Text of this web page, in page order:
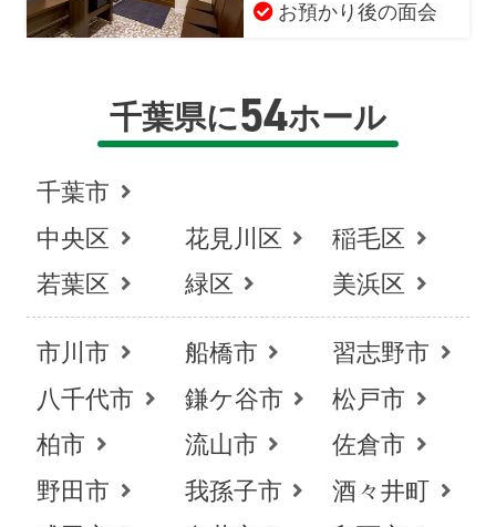
お預かり後の面会
千葉県に54ホール
千葉市
中央区
花見川区
稲毛区
若葉区
緑区 美浜区
市川市 船橋市
習志野市
八千代市
鎌ケ谷市
松戸市
柏市
流山市
佐倉市
野田市
我孫子市
酒々井町